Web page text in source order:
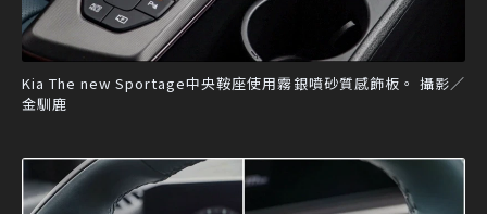
Kia The new Sportage中央鞍座使用霧銀噴砂質感飾板。 攝影／
金馴鹿